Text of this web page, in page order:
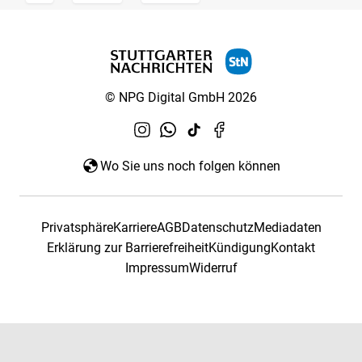
© NPG Digital GmbH 2026
Wo Sie uns noch folgen können
PrivatsphäreKarriereAGBDatenschutzMediadaten
Erklärung zur BarrierefreiheitKündigungKontakt
ImpressumWiderruf